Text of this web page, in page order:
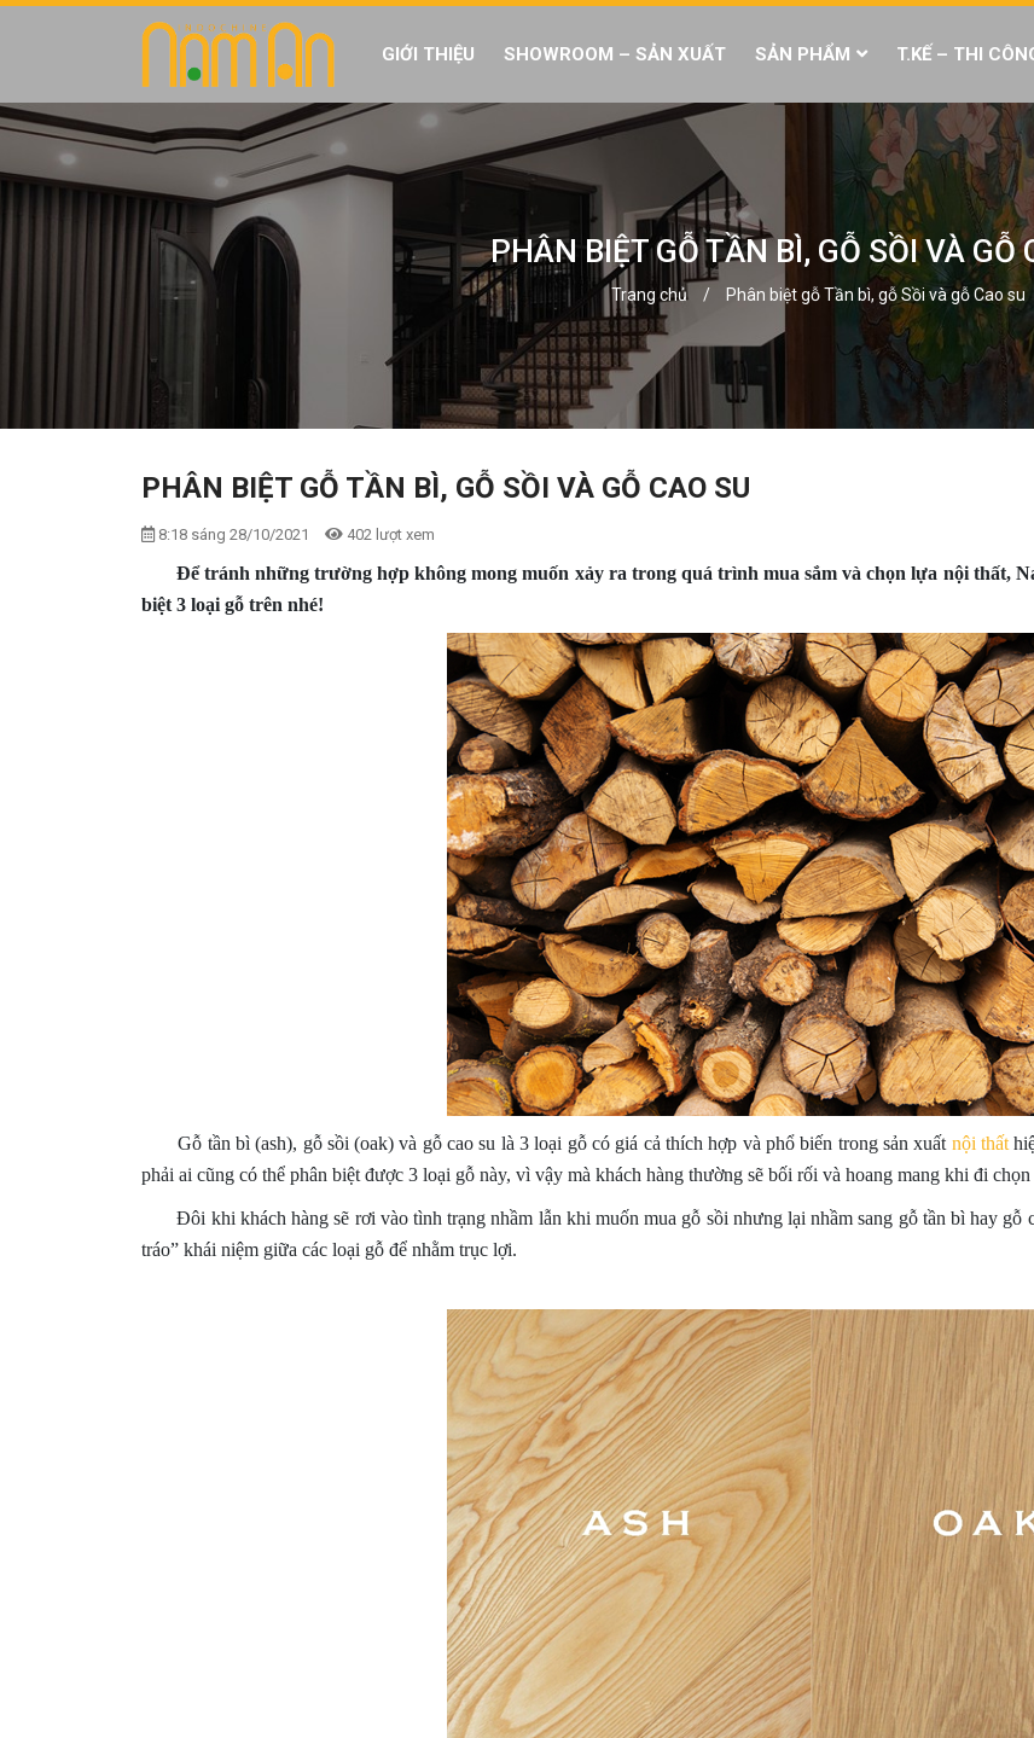
GIỚI THIỆU SHOWROOM – SẢN XUẤT SẢN PHẨM T.KẾ – THI
PHÂN BIỆT GỖ TẦN BÌ, GỖ SỒI VÀ GỖ
Trang chủ / Phân biệt gỗ Tần bì, gỗ Sồi và gỗ Cao su
PHÂN BIỆT GỖ TẦN BÌ, GỖ SỒI VÀ GỖ CAO SU
8:18 sáng 28/10/2021 402 lượt xem
Để tránh những trường hợp không mong muốn xảy ra trong quá trình mua sắm và chọn lựa nội thất,
biệt 3 loại gỗ trên nhé!
Gỗ tần bì (ash), gỗ sồi (oak) và gỗ cao su là 3 loại gỗ có giá cả thích hợp và phổ biến trong sản xuất nội thất
phải ai cũng có thể phân biệt được 3 loại gỗ này, vì vậy mà khách hàng thường sẽ bối rối và hoang mang khi đi chọn
Đôi khi khách hàng sẽ rơi vào tình trạng nhầm lẫn khi muốn mua gỗ sồi nhưng lại nhầm sang gỗ tần bì hay
tráo” khái niệm giữa các loại gỗ để nhằm trục lợi.